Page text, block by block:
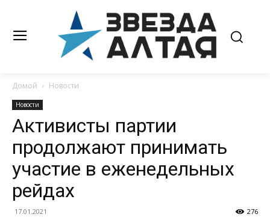
Домой Новости
Новости
Активисты партии
продолжают принимать
участие в еженедельных
рейдах
17.01.2021 276